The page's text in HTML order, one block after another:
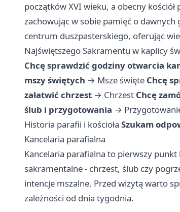
początków XVI wieku, a obecny
zachowując w sobie pamięć o
centrum duszpasterskiego, oferując
Najświętszego Sakramentu w kaplicy
Chcę sprawdzić godziny otwarcia
mszy świętych → Msze święte Chcę
załatwić chrzest → Chrzest Chcę
ślub i przygotowania →
Historia parafii i kościoła Szukam
Kancelaria parafialna
Kancelaria parafialna to pierwszy
sakramentalne - chrzest, ślub czy
intencje mszalne. Przed wizytą warto
zależności od dnia tygodnia.